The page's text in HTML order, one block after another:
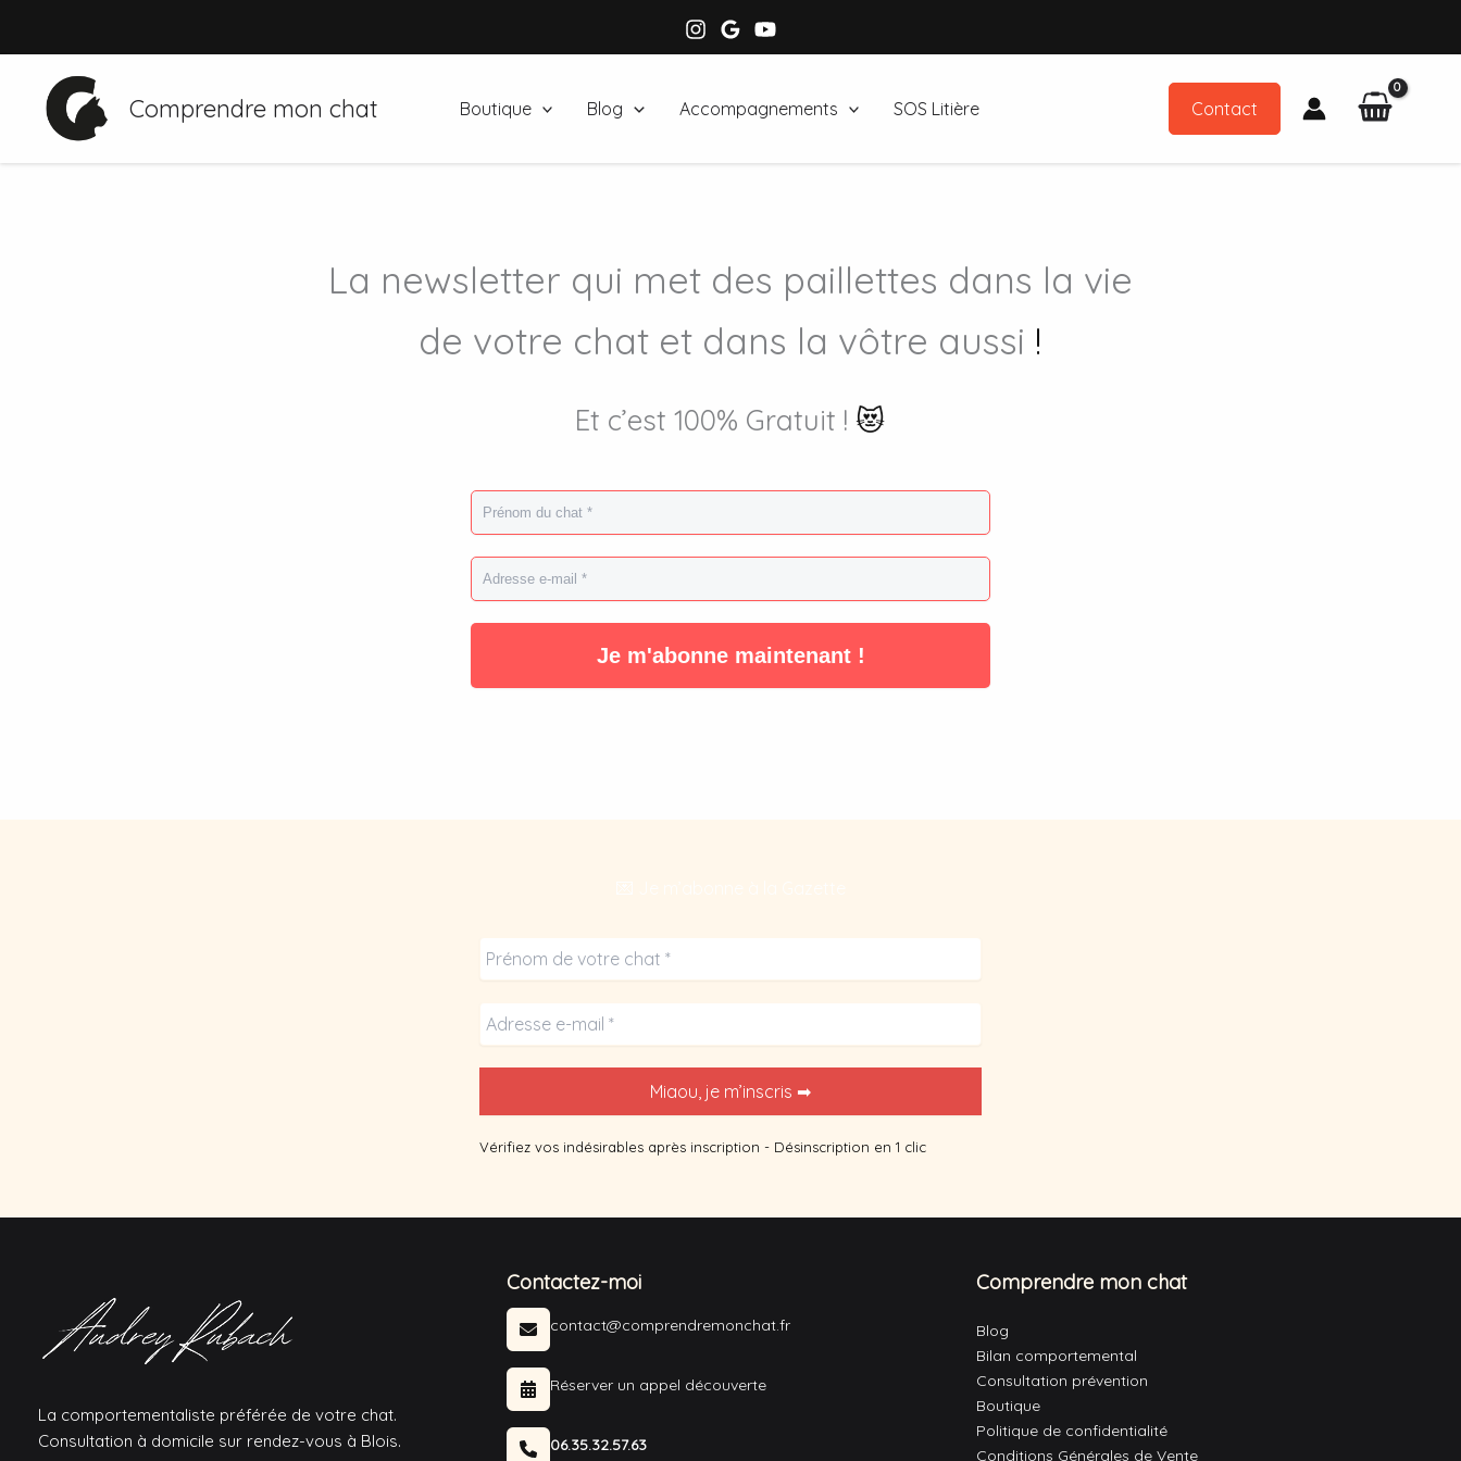
Comprendre mon chat Boutique Blog Accompagnements SOS Litière Contact
La newsletter qui met des paillettes dans la vie
de votre chat et dans la vôtre aussi !
Et c’est 100% Gratuit !😻
Vérifiez vos indésirables après inscription - Désinscription en 1 clic
La comportementaliste préférée de votre chat.
Consultation à domicile sur rendez-vous à Blois.
Contactez-moi
contact@comprendremonchat.fr
Réserver un appel découverte
06.35.32.57.63
Comprendre mon chat
Blog
Bilan comportemental
Consultation prévention
Boutique
Politique de confidentialité
Conditions Générales de Vente